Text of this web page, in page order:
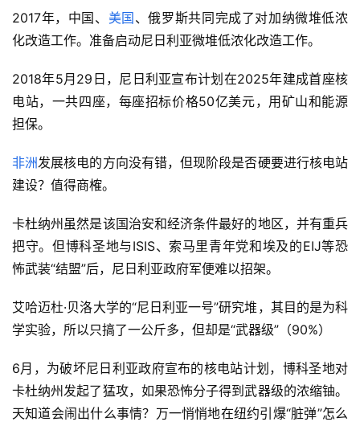
2017年，中国、 美国、俄罗斯共同完成了对加纳微堆低浓
化改造工作。准备启动尼日利亚微堆低浓化改造工作。
2018年5月29日，尼日利亚宣布计划在2025年建成首座核
电站，一共四座，每座招标价格50亿美元，用矿山和能源
担保。
非洲发展核电的方向没有错，但现阶段是否硬要进行核电站
建设？值得商榷。
卡杜纳州虽然是该国治安和经济条件最好的地区，并有重兵
把守。但博科圣地与ISIS、索马里青年党和埃及的EIJ等恐
怖武装“结盟”后，尼日利亚政府军便难以招架。
艾哈迈杜·贝洛大学的“尼日利亚一号”研究堆，其目的是为科
学实验，所以只搞了一公斤多，但却是“武器级”（90%）
6月，为破坏尼日利亚政府宣布的核电站计划，博科圣地对
卡杜纳州发起了猛攻，如果恐怖分子得到武器级的浓缩铀。
天知道会闹出什么事情？万一悄悄地在纽约引爆“脏弹”怎么